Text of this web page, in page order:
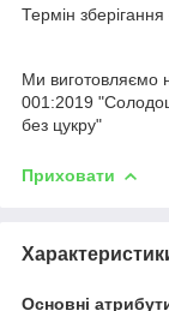
Термін зберігання
Ми виготовляємо
001:2019
без цукру"
Приховати
Основні